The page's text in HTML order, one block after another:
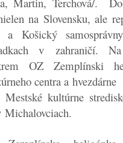
na Slovensku, ale
a Košický
v zahraničí.
OZ Zemplínski
centra a
Mestské kultúrne
Michalovciach.